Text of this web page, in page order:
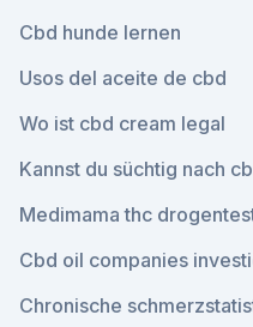
Cbd hunde lernen
Usos del aceite de cbd
Wo ist cbd cream legal
Kannst du süchtig nach
Medimama thc
Cbd oil companies
Chronische